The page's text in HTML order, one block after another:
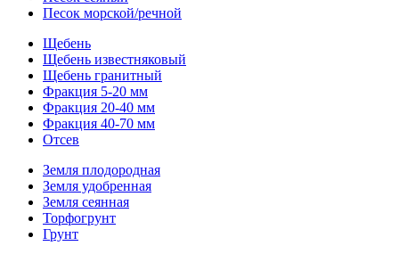
Песок морской/речной
Щебень
Щебень известняковый
Щебень гранитный
Фракция 5-20 мм
Фракция 20-40 мм
Фракция 40-70 мм
Отсев
Земля плодородная
Земля удобренная
Земля сеянная
Торфогрунт
Грунт